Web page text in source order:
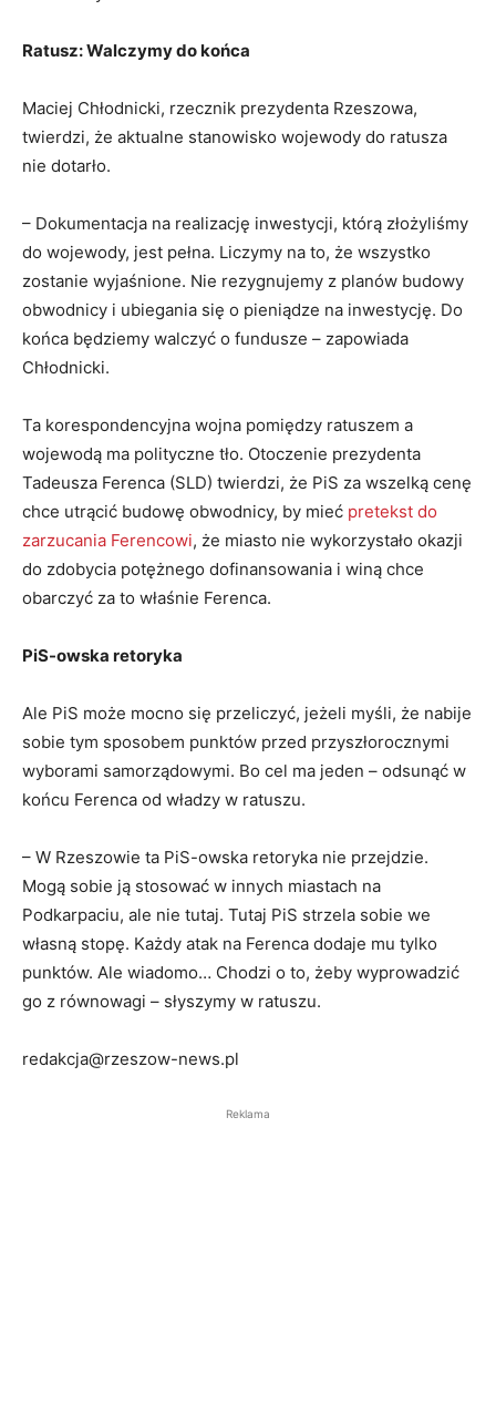
Ratusz: Walczymy do końca
Maciej Chłodnicki, rzecznik prezydenta Rzeszowa,
twierdzi, że aktualne stanowisko wojewody do ratusza
nie dotarło.
– Dokumentacja na realizację inwestycji, którą złożyliśmy
do wojewody, jest pełna. Liczymy na to, że wszystko
zostanie wyjaśnione. Nie rezygnujemy z planów budowy
obwodnicy i ubiegania się o pieniądze na inwestycję. Do
końca będziemy walczyć o fundusze – zapowiada
Chłodnicki.
Ta korespondencyjna wojna pomiędzy ratuszem a
wojewodą ma polityczne tło. Otoczenie prezydenta
Tadeusza Ferenca (SLD) twierdzi, że PiS za wszelką cenę
chce utrącić budowę obwodnicy, by mieć pretekst do
zarzucania Ferencowi, że miasto nie wykorzystało okazji
do zdobycia potężnego dofinansowania i winą chce
obarczyć za to właśnie Ferenca.
PiS-owska retoryka
Ale PiS może mocno się przeliczyć, jeżeli myśli, że nabije
sobie tym sposobem punktów przed przyszłorocznymi
wyborami samorządowymi. Bo cel ma jeden – odsunąć w
końcu Ferenca od władzy w ratuszu.
– W Rzeszowie ta PiS-owska retoryka nie przejdzie.
Mogą sobie ją stosować w innych miastach na
Podkarpaciu, ale nie tutaj. Tutaj PiS strzela sobie we
własną stopę. Każdy atak na Ferenca dodaje mu tylko
punktów. Ale wiadomo… Chodzi o to, żeby wyprowadzić
go z równowagi – słyszymy w ratuszu.
redakcja@rzeszow-news.pl
Reklama